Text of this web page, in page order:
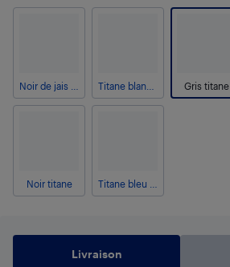
Gris titane
Noir titane
Livraison